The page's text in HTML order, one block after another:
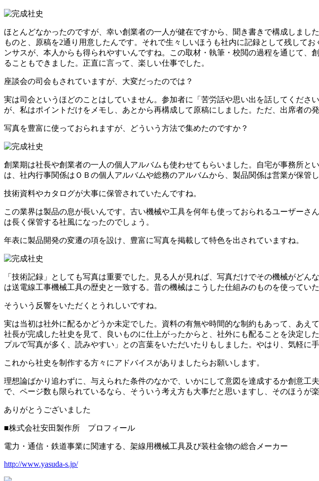
ほとんどなかったのですが、幸い創業者の一人が健在ですから、聞き書きで構成しま
ものと、原稿を2通り用意したんです。それで生々しいほうも社内に記録として残して
ンサスが、本人からも得られやすいんですね。この取材・執筆・校閲の過程を通じて
ることもできました。正直に言って、楽しい仕事でした。
座談会の司会もされていますが、大変だったのでは？
実は司会というほどのことはしていません。参加者に「苦労話や思い出を話してくだ
が、私はポイントだけをメモし、あとから再構成して原稿にしました。ただ、出席者の
写真を豊富に使っておられますが、どういう方法で集めたのですか？
創業期は社長や創業者の一人の個人アルバムも使わせてもらいました。自宅が事務所
は、社内行事関係はＯＢの個人アルバムや総務のアルバムから、製品関係は営業が保管
技術資料やカタログが大事に保管されていたんですね。
この業界は製品の息が長いんです。古い機械や工具を何年も使っておられるユーザー
は長く保管する社風になったのでしょう。
年表に製品開発の変遷の項を設け、豊富に写真を掲載して特色を出されていますね。
「技術記録」としても写真は重要でした。見る人が見れば、写真だけでその機械がど
は送電線工事機械工具の歴史と一致する。昔の機械はこうした仕組みのものを使ってい
そういう反響をいただくとうれしいですね。
実は当初は社外に配るかどうか未定でした。資料の有無や時間的な制約もあって、あえ
社長が完成した社史を見て、良いものに仕上がったからと、社外にも配ることを決定
プルで写真が多く、読みやすい」との言葉をいただいたりもしました。やはり、気軽に
これから社史を制作する方々にアドバイスがありましたらお願いします。
理想論ばかり追わずに、与えられた条件のなかで、いかにして意図を達成するか創意
で、ページ数も限られているなら、そういう考え方も大事だと思いますし、そのほうが楽
ありがとうございました
■株式会社安田製作所 プロフィール
電力・通信・鉄道事業に関連する、架線用機械工具及び装柱金物の総合メーカー
http://www.yasuda-s.jp/